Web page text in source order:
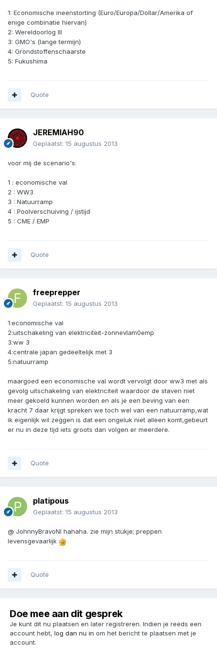
1: Economische ineenstorting (Euro/Europa/Dollar/Amerika of
enige combinatie hiervan)
2: Wereldoorlog III
3: GMO's (lange termijn)
4: Grondstoffenschaarste
5: Fukushima
Quote
JEREMIAH90
Geplaatst: 15 augustus 2013
voor mij de scenario's:
1 : economische val
2 : WW3
3 : Natuurramp
4 : Poolverschuiving / ijstijd
5 : CME / EMP
Quote
freeprepper
Geplaatst: 15 augustus 2013
1:economische val
2:uitschakeling van elektriciteit-zonnevlam0emp
3:ww 3
4:centrale japan gedeeltelijk met 3
5:natuurramp
maargoed een economische val wordt vervolgt door ww3 met als
gevolg uitschakeling van elektriciteit waardoor de staven niet
meer gekoeld kunnen worden en als je een beving van een
kracht 7 daar krijgt spreken we toch wel van een natuurramp,wat
ik eigenlijk wil zeggen is dat een ongeluk niet alleen komt,gebeurt
er nu in deze tijd iets groots dan volgen er meerdere.
Quote
platipous
Geplaatst: 15 augustus 2013
@ JohnnyBravoNl hahaha. zie mijn stukje; preppen
levensgevaarlijk
Quote
Doe mee aan dit gesprek
Je kunt dit nu plaatsen en later registreren. Indien je reeds een
account hebt, log dan nu in om het bericht te plaatsen met je
account.